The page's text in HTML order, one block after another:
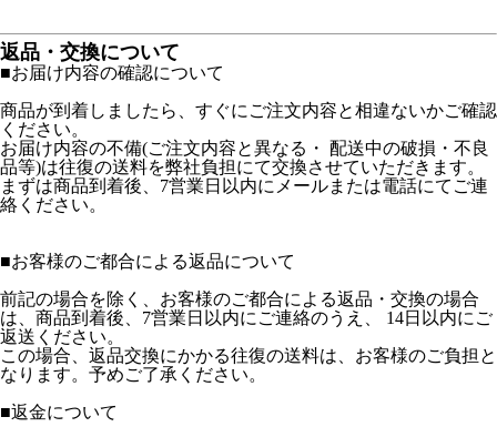
返品・交換について
■お届け内容の確認について
商品が到着しましたら、すぐにご注文内容と相違ないかご確認
ください。
お届け内容の不備(ご注文内容と異なる・ 配送中の破損・不良
品等)は往復の送料を弊社負担にて交換させていただきます。
まずは商品到着後、7営業日以内にメールまたは電話にてご連
絡ください。
■お客様のご都合による返品について
前記の場合を除く、お客様のご都合による返品・交換の場合
は、商品到着後、7営業日以内にご連絡のうえ、 14日以内にご
返送ください。
この場合、返品交換にかかる往復の送料は、お客様のご負担と
なります。予めご了承ください。
■返金について